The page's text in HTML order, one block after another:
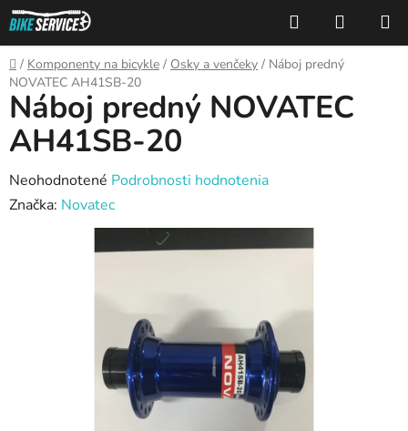
Prejsť
na
obsah
Hľadať
KOŠÍK
Domov
/ Komponenty na bicykle / Osky a venčeky / Náboj predný
NOVATEC AH41SB-20
Náboj predný NOVATEC
AH41SB-20
Priemerné
hodnotenie
Neohodnotené Podrobnosti hodnotenia
Značka: Novatec